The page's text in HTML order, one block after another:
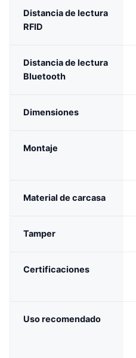
Distancia de lectura
RFID
Distancia de lectura
Bluetooth
Dimensiones
Montaje
Material de carcasa
Tamper
Certificaciones
Uso recomendado